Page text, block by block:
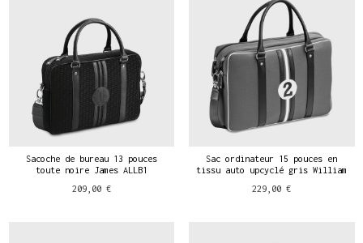
Sacoche de bureau 13 pouces
toute noire James ALLB1
209,00 €
Sac ordinateur 15 pouces en
tissu auto upcyclé gris William
229,00 €